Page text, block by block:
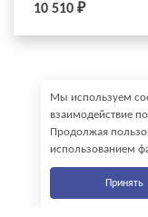
10 510 ₽
Мы используем
взаимодействие
Продолжая
использованием
Принять